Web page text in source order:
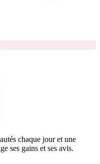
chaque jour et une
ses gains et ses avis.